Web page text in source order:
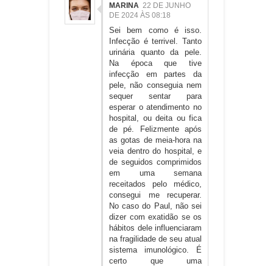
MARINA 22 DE JUNHO
DE 2024 ÀS 08:18
Sei bem como é isso.
Infecção é terrivel. Tanto
urinária quanto da pele.
Na época que tive
infecção em partes da
pele, não conseguia nem
sequer sentar para
esperar o atendimento no
hospital, ou deita ou fica
de pé. Felizmente após
as gotas de meia-hora na
veia dentro do hospital, e
de seguidos comprimidos
em uma semana
receitados pelo médico,
consegui me recuperar.
No caso do Paul, não sei
dizer com exatidão se os
hábitos dele influenciaram
na fragilidade de seu atual
sistema imunológico. É
certo que uma